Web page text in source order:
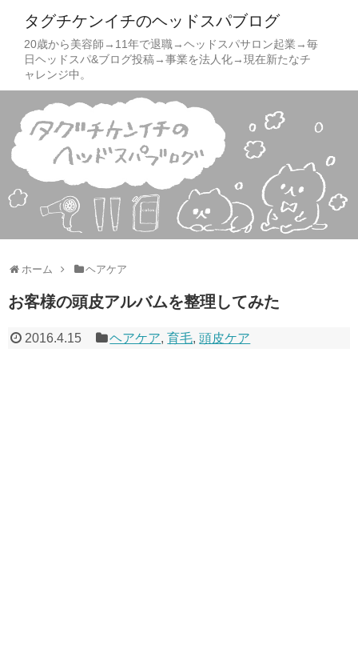
タグチケンイチのヘッドスパブログ
20歳から美容師→11年で退職→ヘッドスパサロン起業→毎
日ヘッドスパ&ブログ投稿→事業を法人化→現在新たなチ
ャレンジ中。
ホーム ヘアケア
お客様の頭皮アルバムを整理してみた
2016.4.15 ヘアケア,育毛,頭皮ケア